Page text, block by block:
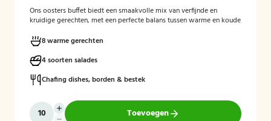
Ons oosters buffet biedt een smaakvolle mix van verfijnde en
kruidige gerechten, met een perfecte balans tussen warme en koude
gevarieerd aanbod voor iedereen
Mogelijk te bestellen zonder borden en bestek!.
8 warme gerechten
4 soorten salades
Chafing dishes, borden & bestek
Toevoegen